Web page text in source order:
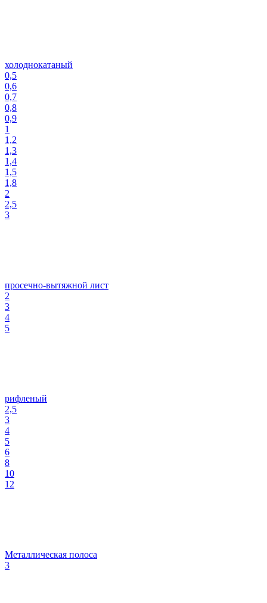
холоднокатаный
0,5
0,6
0,7
0,8
0,9
1
1,2
1,3
1,4
1,5
1,8
2
2,5
3
просечно-вытяжной лист
2
3
4
5
рифленый
2,5
3
4
5
6
8
10
12
Металлическая полоса
3